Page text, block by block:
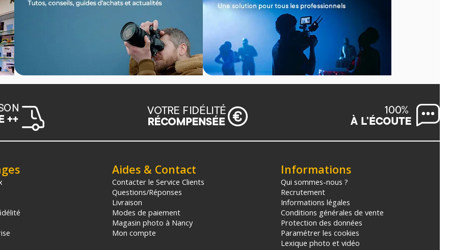
Aides & Contact
Contacter le Service Clients
Questions/Réponses
Livraison
Modes de paiement
Magasin photo à Nancy
Mon compte
Informations
Qui sommes-nous ?
Recrutement
Informations légales
Conditions générales de vente
Protection des données
Paramétrer les cookies
Lexique photo et vidéo